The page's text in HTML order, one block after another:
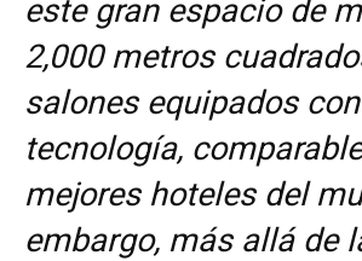
este gran espacio de
2,000 metros
salones equipados
tecnología,
mejores hoteles del
embargo, más allá de